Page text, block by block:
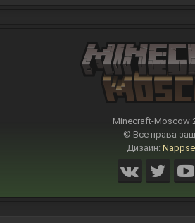
Minecraft-Moscow
© Все права
Дизайн: